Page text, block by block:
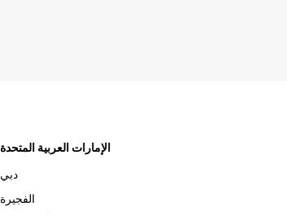
الإمارات العربية المتحدة
دبي
الفجيرة